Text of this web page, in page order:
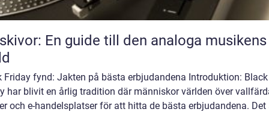
En guide till den analoga musikens
Friday fynd: Jakten på bästa erbjudandena Introduktion: Black
har blivit en årlig tradition där människor världen över
och e-handelsplatser för att hitta de bästa erbjudandena. Det